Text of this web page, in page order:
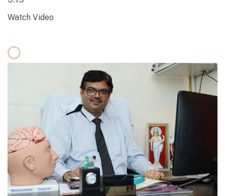
Watch Video